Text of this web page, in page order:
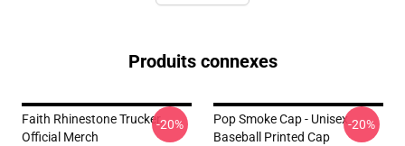
Produits connexes
Faith Rhinestone Trucker
Official Merch
-20%
Pop Smoke Cap - Unisex
Baseball Printed Cap
-20%